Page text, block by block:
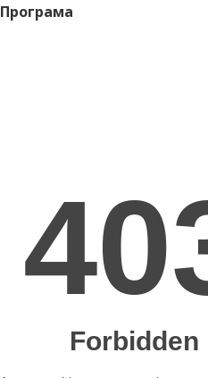
Програма